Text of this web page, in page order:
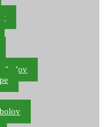
ribolov